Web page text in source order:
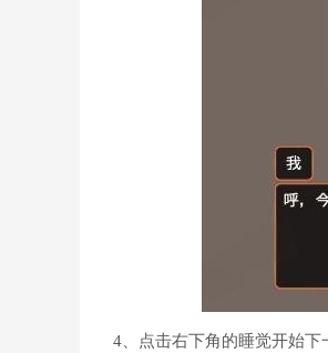
4、点击右下角的睡觉开始下